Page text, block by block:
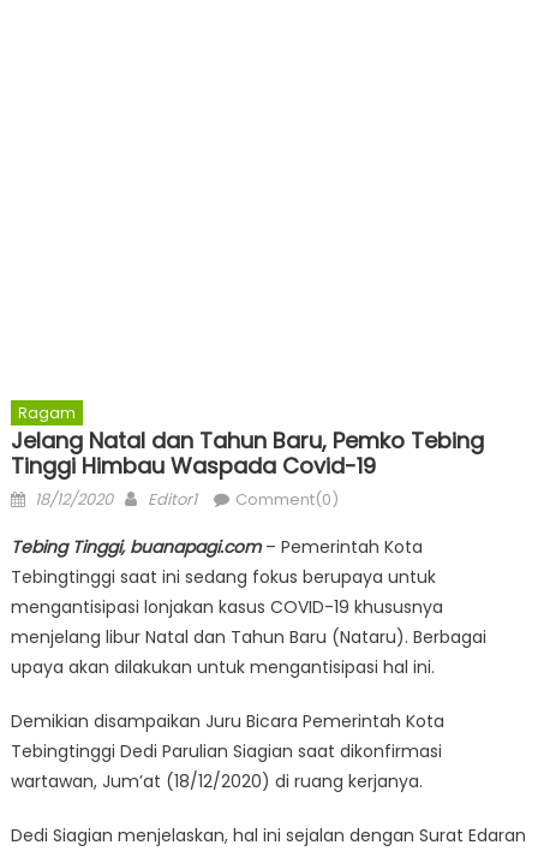
Ragam
Jelang Natal dan Tahun Baru, Pemko Tebing
Tinggi Himbau Waspada Covid-19
Posted
18/12/2020 Author
Editor1 Comment(0)
Tebing Tinggi, buanapagi.com– Pemerintah Kota
Tebingtinggi saat ini sedang fokus berupaya untuk
mengantisipasi lonjakan kasus COVID-19 khususnya
menjelang libur Natal dan Tahun Baru (Nataru). Berbagai
upaya akan dilakukan untuk mengantisipasi hal ini.
Demikian disampaikan Juru Bicara Pemerintah Kota
Tebingtinggi Dedi Parulian Siagian saat dikonfirmasi
wartawan, Jum’at (18/12/2020) di ruang kerjanya.
Dedi Siagian menjelaskan, hal ini sejalan dengan Surat Edaran